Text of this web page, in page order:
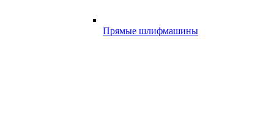
Прямые шлифмашины